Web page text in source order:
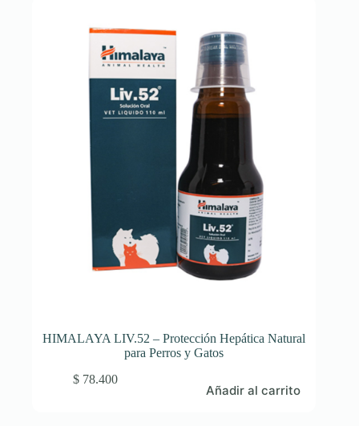
HIMALAYA LIV.52 – Protección Hepática Natural
para Perros y Gatos
$78.400
Añadir al carrito